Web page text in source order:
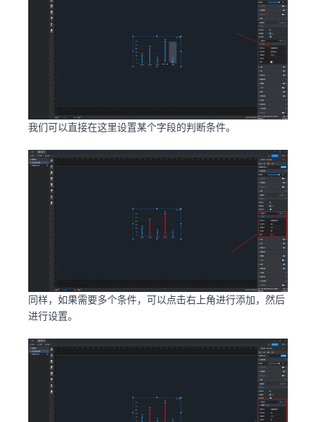
我们可以直接在这里设置某个字段的判断条件。
同样，如果需要多个条件，可以点击右上角进行添加，然后
进行设置。